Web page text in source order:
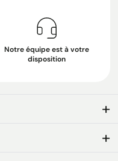
Notre équipe est à votre
disposition